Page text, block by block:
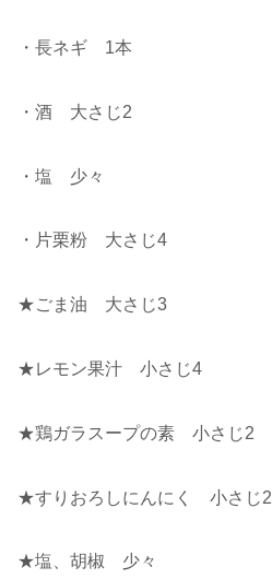
・長ネギ 1本
・酒 大さじ2
・塩 少々
・片栗粉 大さじ4
★ごま油 大さじ3
★レモン果汁 小さじ4
★鶏ガラスープの素 小さじ2
★すりおろしにんにく 小さじ2
★塩、胡椒 少々